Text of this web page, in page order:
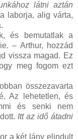
látni aztán
laborja, alig várta,
és bemutatlak a
– Arthur, hozzád
vissza magad. Ez
meg fogom ezt
összezavarta
Az lehetetlen, és
és senki nem
Itt az idő átadni
a két lány elindult